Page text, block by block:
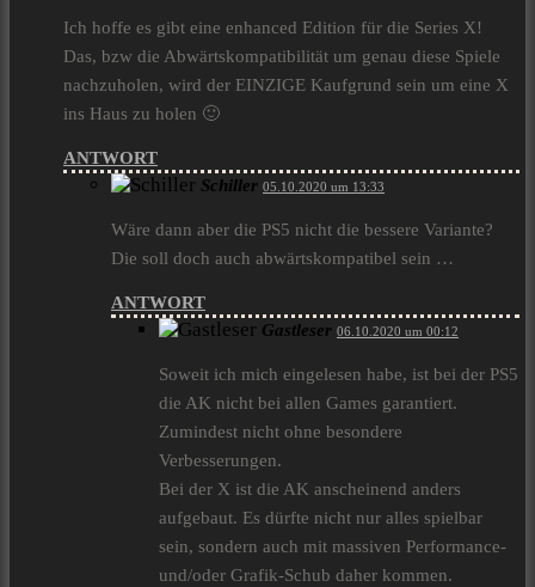
Ich hoffe es gibt eine enhanced Edition für die Series X!
Das, bzw die Abwärtskompatibilität um genau diese Spiele
nachzuholen, wird der EINZIGE Kaufgrund sein um eine X
ins Haus zu holen 🙂
ANTWORT
Schiller 05.10.2020 um 13:33
Wäre dann aber die PS5 nicht die bessere Variante?
Die soll doch auch abwärtskompatibel sein …
ANTWORT
Gastleser 06.10.2020 um 00:12
Soweit ich mich eingelesen habe, ist bei der PS5
die AK nicht bei allen Games garantiert.
Zumindest nicht ohne besondere
Verbesserungen.
Bei der X ist die AK anscheinend anders
aufgebaut. Es dürfte nicht nur alles spielbar
sein, sondern auch mit massiven Performance-
und/oder Grafik-Schub daher kommen.